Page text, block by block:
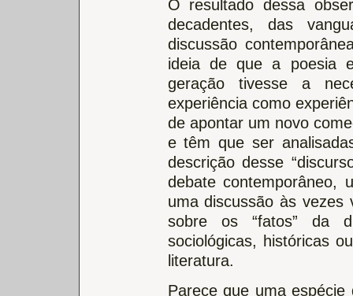
O resultado dessa
decadentes, das
discussão
ideia de que a poesia
geração tivesse a
experiência como
de apontar um novo
e têm que ser
descrição desse
debate contemporâneo,
uma discussão às vezes
sobre os “fatos” da
sociológicas, históricas
literatura.
Parece que uma